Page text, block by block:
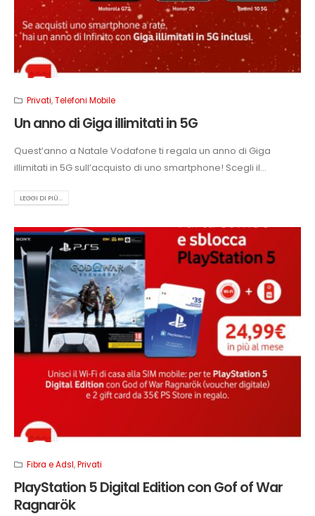
Privati,Telefoni Mobile
Un anno di Giga illimitati in 5G
Quest’anno a Natale Vodafone ti regala un anno di Giga
illimitati in 5G sull’acquisto di uno smartphone! Scegli il...
LEGGI DI PIÙ...
Fibra e Adsl,Privati
PlayStation 5 Digital Edition con Gof of War
Ragnarök